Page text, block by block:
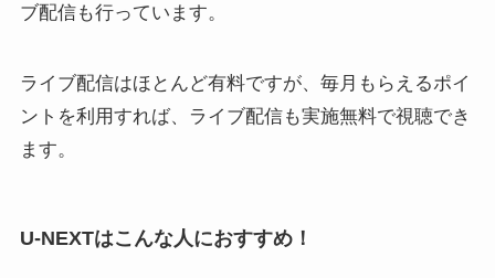
ブ配信も行っています。
ライブ配信はほとんど有料ですが、毎月もらえるポイ
ントを利用すれば、ライブ配信も実施無料で視聴でき
ます。
U-NEXTはこんな人におすすめ！